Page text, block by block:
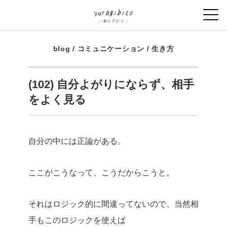
blog / コミュニケーション /生き方
(102) 自分よがりにならず、相手
をよく見る
自分の中には正論がある。
ここがこうなって、こうだからこうと。
それはロジック的に間違ってないので、当然相
手もこのロジックを使えば